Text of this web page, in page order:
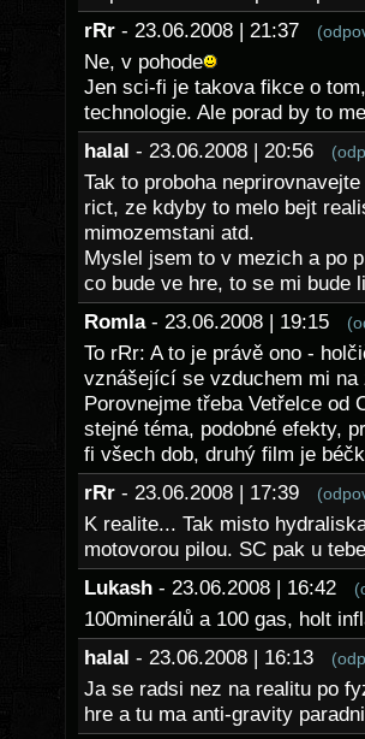
rRr - 23.06.2008 | 21:37
Ne, v pohode
Jen sci-fi je takova fikce o
technologie. Ale porad by to
halal - 23.06.2008 | 20:56
Tak to proboha
rict, ze kdyby to melo bejt
mimozemstani atd.
Myslel jsem to v mezich a po
co bude ve hre, to se mi bude
Romla - 23.06.2008 | 19:15
To rRr: A to je právě ono -
vznášející se vzduchem mi
Porovnejme třeba Vetřelce od
stejné téma, podobné efekty,
fi všech dob, druhý film je
rRr - 23.06.2008 | 17:39
K realite... Tak misto
motovorou pilou. SC pak u
Lukash - 23.06.2008 | 16:42
100minerálů a 100 gas, holt
halal - 23.06.2008 | 16:13
Ja se radsi nez na realitu po
hre a tu ma anti-gravity